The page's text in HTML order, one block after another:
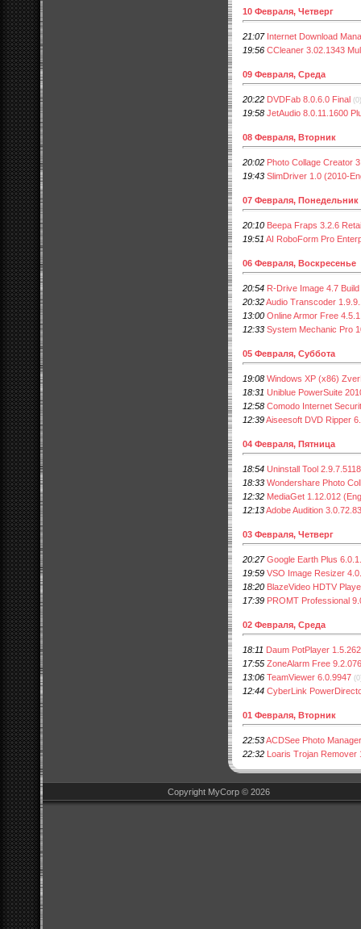
10 Февраля, Четверг
21:07 Internet Download
19:56 CCleaner 3.02.1343
09 Февраля, Среда
20:22 DVDFab 8.0.6.0 Final (0)
19:58 JetAudio 8.0.11.1600
08 Февраля, Вторник
20:02 Photo Collage Creator
19:43 SlimDriver 1.0 (2010-
07 Февраля, Понедельник
20:10 Beepa Fraps 3.2.6
19:51 AI RoboForm Pro
06 Февраля, Воскресенье
20:54 R-Drive Image 4.7
20:32Audio Transcoder
13:00 Online Armor Free
12:33 System Mechanic Pro
05 Февраля, Суббота
19:08 Windows ХР (х86)
18:31 Uniblue PowerSuite
12:58 Comodo Internet
12:39Aiseesoft DVD Ripper
04 Февраля, Пятница
18:54 Uninstall Tool
18:33 Wondershare Photo
12:32 MediaGet 1.12.012
12:13Adobe Audition
03 Февраля, Четверг
20:27 Google Earth Plus
19:59 VSO Image Resizer
18:20 BlazeVideo HDTV
17:39 PROMT Professional
02 Февраля, Среда
18:11 Daum PotPlayer
17:55 ZoneAlarm Free
13:06 TeamViewer 6.0.9947
12:44 CyberLink
01 Февраля, Вторник
22:53ACDSee Photo
22:32 Loaris Trojan Remover
Copyright MyCorp © 2026